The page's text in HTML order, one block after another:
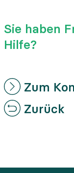
Sie haben
Hilfe?
Zum
Zurück